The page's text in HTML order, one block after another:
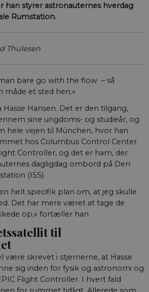
han styrer astronauternes hverdag
Rumstation.
Thulesen
bare go with the flow – så
et sted hen.«
Hasse Hansen. Det er den tilgang,
sine ungdoms- og studieår, og
hele vejen til München, hvor han
hos Columbus Control Center.
Controller, og det er ham, der
dagligdag ombord på Den
(ISS).
helt specifik plan om, at jeg skulle
Det har mere været at tage de
op,« fortæller han
til
være skrevet i stjernerne, at Hasse
sig inden for fysik og astronomi og
Flight Controller. I hvert fald